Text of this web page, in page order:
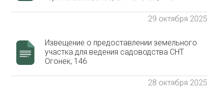
29 октября 2025
Извещение о предоставлении земельного
участка для ведения садоводства СНТ
Огонек, 146
28 октября 2025